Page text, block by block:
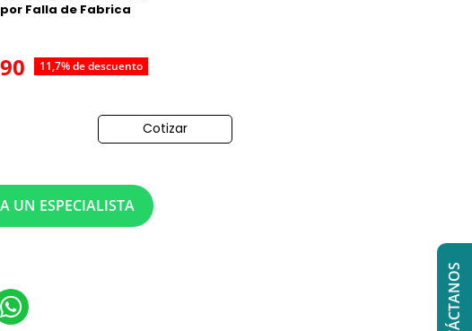
Falla de Fabrica
11,7% de descuento
Cotizar
UN ESPECIALISTA